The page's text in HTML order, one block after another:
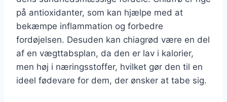
på antioxidanter, som kan hjælpe med at
bekæmpe inflammation og forbedre
fordøjelsen. Desuden kan chiagrød være en del
af en vægttabsplan, da den er lav i kalorier,
men høj i næringsstoffer, hvilket gør den til en
ideel fødevare for dem, der ønsker at tabe sig.